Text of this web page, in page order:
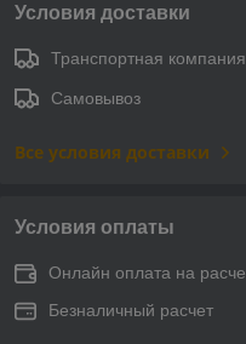
Условия доставки
Транспортная компания
Самовывоз
Все условия доставки
Условия оплаты
Онлайн оплата на
Безналичный расчет